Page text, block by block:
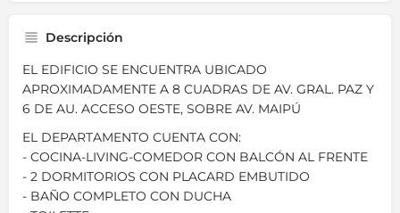
Descripción
EL EDIFICIO SE ENCUENTRA UBICADO
APROXIMADAMENTE A 8 CUADRAS DE AV. GRAL. PAZ Y
6 DE AU. ACCESO OESTE, SOBRE AV. MAIPÚ
EL DEPARTAMENTO CUENTA CON:
- COCINA-LIVING-COMEDOR CON BALCÓN AL FRENTE
- 2 DORMITORIOS CON PLACARD EMBUTIDO
- BAÑO COMPLETO CON DUCHA